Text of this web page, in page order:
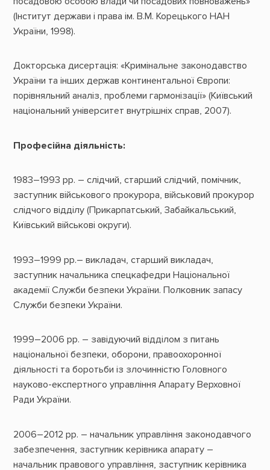
(Інститут держави і права ім. В.М. Корецького НАН
України, 1998).
Докторська дисертація: «Кримінальне законодавство
України та інших держав континентальної Європи:
порівняльний аналіз, проблеми гармонізації» (Київський
національний університет внутрішніх справ, 2007).
Професійна діяльність:
1983–1993 рр. – слідчий, старший слідчий, помічник,
заступник військового прокурора, військовий прокурор
слідчого відділу (Прикарпатський, Забайкальський,
Київський військові округи).
1993–1999 рр.– викладач, старший викладач,
заступник начальника спецкафедри Національної
академії Служби безпеки України. Полковник запасу
Служби безпеки України.
1999–2006 рр. – завідуючий відділом з питань
національної безпеки, оборони, правоохоронної
діяльності та боротьби із злочинністю Головного
науково-експертного управління Апарату Верховної
Ради України.
2006–2012 рр. – начальник управління законодавчого
забезпечення, заступник керівника апарату –
начальник правового управління, заступник керівника